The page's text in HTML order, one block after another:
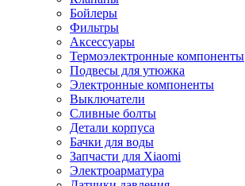
Бойлеры
Фильтры
Аксессуары
Термоэлектронные компоненты
Подвесы для утюжка
Электронные компоненты
Выключатели
Сливные болты
Детали корпуса
Бачки для воды
Запчасти для Xiaomi
Электроарматура